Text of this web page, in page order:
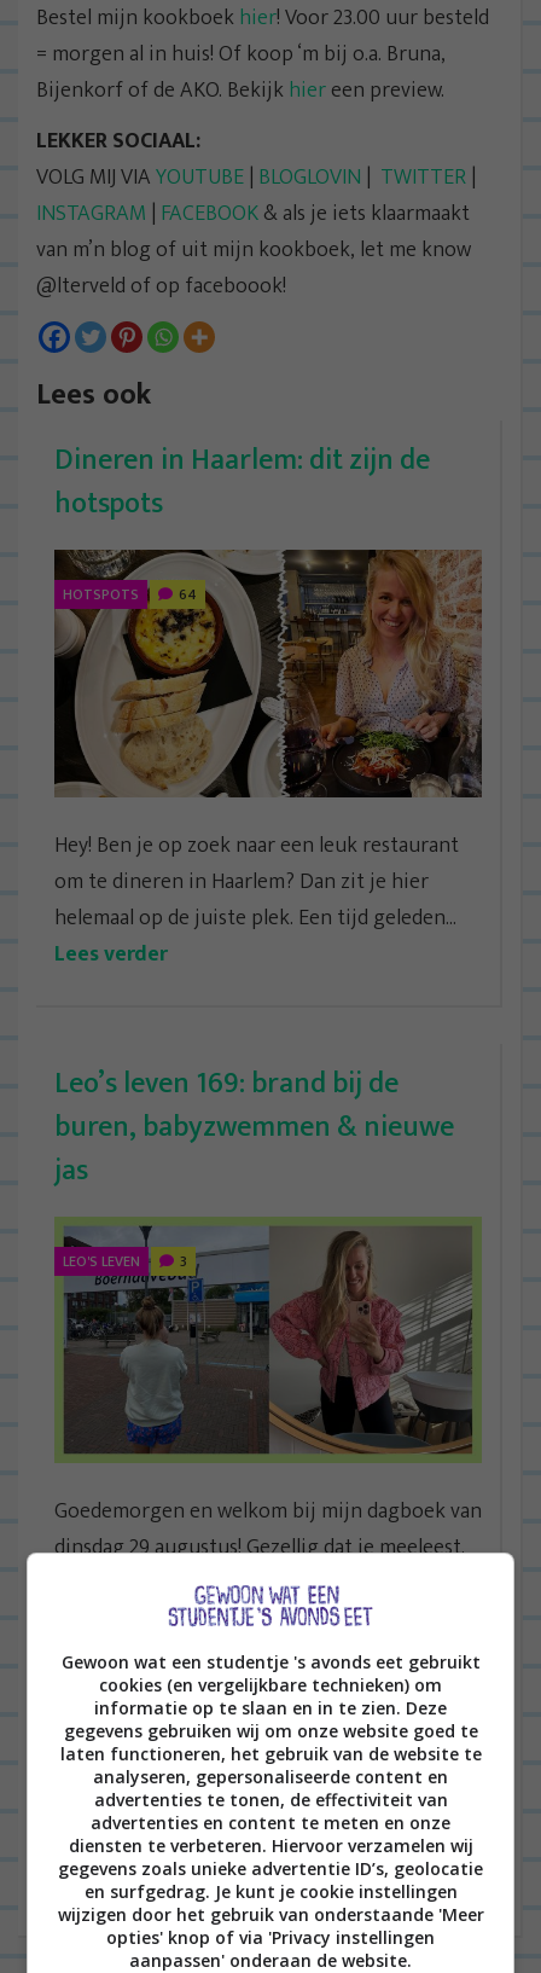
Bestel mijn kookboek hier! Voor 23.00 uur besteld
= morgen al in huis! Of koop ‘m bij o.a. Bruna,
Bijenkorf of de AKO. Bekijk hiereen preview.
LEKKER SOCIAAL:
VOLG MIJ VIAYOUTUBE | BLOGLOVIN | TWITTER |
INSTAGRAM | FACEBOOK& als je iets klaarmaakt
van m’n blog of uit mijn kookboek, let me know
@lterveld of op faceboook!
Lees ook
Dineren in Haarlem: dit zijn de
hotspots
HOTSPOTS 64
Hey! Ben je op zoek naar een leuk restaurant
om te dineren in Haarlem? Dan zit je hier
helemaal op de juiste plek. Een tijd geleden...
Lees verder
Leo’s leven 169: brand bij de
buren, babyzwemmen & nieuwe
jas
LEO'S LEVEN 3
Goedemorgen en welkom bij mijn dagboek van
dinsdag 29 augustus! Gezellig dat je meeleest.
Vandaag praat ik je vanuit een zonnige
woonkamer en in opperbest humeur...
verder
VORIGE POST
VOLGENDE POST
Gewoon wat een studentje 's avonds eet gebruikt
cookies (en vergelijkbare technieken) om
informatie op te slaan en in te zien. Deze
gegevens gebruiken wij om onze website goed te
laten functioneren, het gebruik van de website te
analyseren, gepersonaliseerde content en
advertenties te tonen, de effectiviteit van
advertenties en content te meten en onze
diensten te verbeteren. Hiervoor verzamelen wij
gegevens zoals unieke advertentie ID’s, geolocatie
en surfgedrag. Je kunt je cookie instellingen
wijzigen door het gebruik van onderstaande 'Meer
opties' knop of via 'Privacy instellingen
aanpassen' onderaan de website.